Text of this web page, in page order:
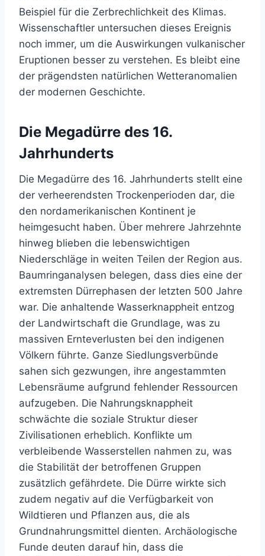
Beispiel für die Zerbrechlichkeit des Klimas.
Wissenschaftler untersuchen dieses Ereignis
noch immer, um die Auswirkungen vulkanischer
Eruptionen besser zu verstehen. Es bleibt eine
der prägendsten natürlichen Wetteranomalien
der modernen Geschichte.
Die Megadürre des 16.
Jahrhunderts
Die Megadürre des 16. Jahrhunderts stellt eine
der verheerendsten Trockenperioden dar, die
den nordamerikanischen Kontinent je
heimgesucht haben. Über mehrere Jahrzehnte
hinweg blieben die lebenswichtigen
Niederschläge in weiten Teilen der Region aus.
Baumringanalysen belegen, dass dies eine der
extremsten Dürrephasen der letzten 500 Jahre
war. Die anhaltende Wasserknappheit entzog
der Landwirtschaft die Grundlage, was zu
massiven Ernteverlusten bei den indigenen
Völkern führte. Ganze Siedlungsverbünde
sahen sich gezwungen, ihre angestammten
Lebensräume aufgrund fehlender Ressourcen
aufzugeben. Die Nahrungsknappheit
schwächte die soziale Struktur dieser
Zivilisationen erheblich. Konflikte um
verbleibende Wasserstellen nahmen zu, was
die Stabilität der betroffenen Gruppen
zusätzlich gefährdete. Die Dürre wirkte sich
zudem negativ auf die Verfügbarkeit von
Wildtieren und Pflanzen aus, die als
Grundnahrungsmittel dienten. Archäologische
Funde deuten darauf hin, dass die